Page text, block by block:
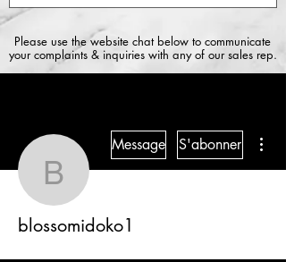
Please use the website chat below to communicate
your complaints & inquiries with any of our sales rep.
blossomidoko1
Message S'abonner
blossomidoko1